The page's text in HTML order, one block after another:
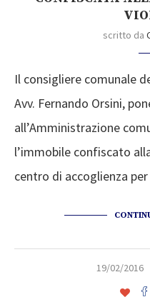
scritto da
Il consigliere comunale
Avv. Fernando Orsini,
all’Amministrazione
l’immobile confiscato
centro di accoglienza
19/02/2016